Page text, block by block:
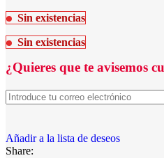
Sin existencias
Sin existencias
¿Quieres que te avisemos
Añadir a la lista de deseos
Share: